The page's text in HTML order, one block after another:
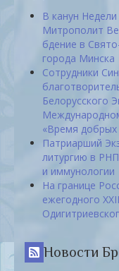
В канун
Митрополит
бдение в
города Минска
Сотрудники
Белорусского
«Время добрых
Патриарший
литургию в
и иммунологии
На границе
ежегодного
Новости